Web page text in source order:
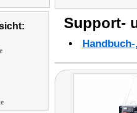
Support-